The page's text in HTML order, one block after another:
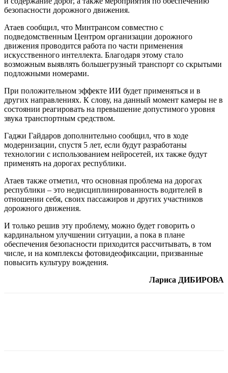
безопасности дорожного движения.
Атаев сообщил, что Минтрансом совместно с
подведомственным Центром организации дорожного
движения проводится работа по части применения
искусственного интеллекта. Благодаря этому стало
возможным выявлять большегрузный транспорт со скрытыми
подложными номерами.
При положительном эффекте ИИ будет применяться и в
других направлениях. К слову, на данный момент камеры не в
состоянии реагировать на превышение допустимого уровня
звука транспортным средством.
Гаджи Гайдаров дополнительно сообщил, что в ходе
модернизации, спустя 5 лет, если будут разработаны
технологии с использованием нейросетей, их также будут
применять на дорогах республики.
Атаев также отметил, что основная проблема на дорогах
республики – это недисциплинированность водителей в
отношении себя, своих пассажиров и других участников
дорожного движения.
И только решив эту проблему, можно будет говорить о
кардинальном улучшении ситуации, а пока в плане
обеспечения безопасности приходится рассчитывать, в том
числе, и на комплексы фотовидеофиксации, призванные
повысить культуру вождения.
Лариса ДИБИРОВА